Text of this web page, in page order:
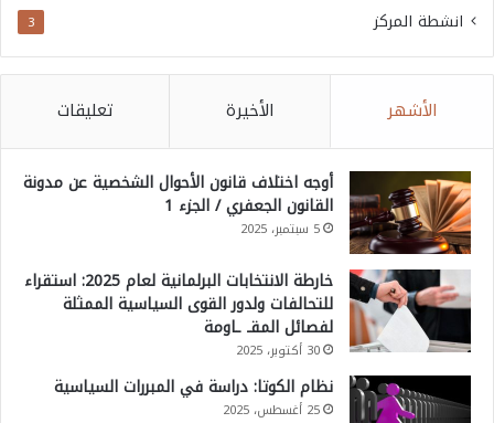
انشطة المركز 3
الأشهر الأخيرة تعليقات
أوجه اختلاف قانون الأحوال الشخصية عن مدونة
القانون الجعفري / الجزء 1
5 سبتمبر، 2025
خارطة الانتخابات البرلمانية لعام 2025: استقراء
للتحالفات ولدور القوى السياسية الممثلة
لفصائل المقـ ـاومة
30 أكتوبر، 2025
نظام الكوتا: دراسة في المبررات السياسية
25 أغسطس، 2025